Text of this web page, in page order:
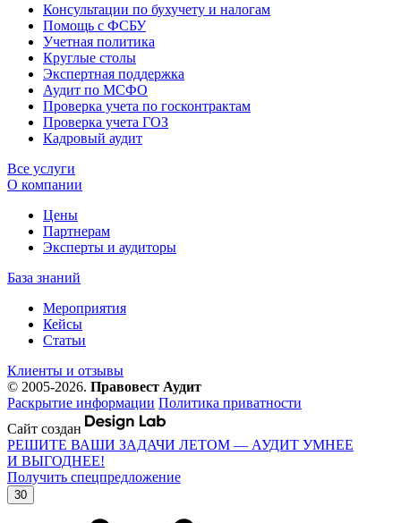
Консультации по бухучету и налогам
Помощь с ФСБУ
Учетная политика
Круглые столы
Экспертная поддержка
Аудит по МСФО
Проверка учета по госконтрактам
Проверка учета ГОЗ
Кадровый аудит
Все услуги
О компании
Цены
Партнерам
Эксперты и аудиторы
База знаний
Мероприятия
Кейсы
Статьи
Клиенты и отзывы
© 2005-2026. Правовест Аудит
Раскрытие информации Политика приватности
Сайт создан
РЕШИТЕ ВАШИ ЗАДАЧИ ЛЕТОМ — АУДИТ УМНЕЕ
И ВЫГОДНЕЕ!
Получить спецпредложение
30